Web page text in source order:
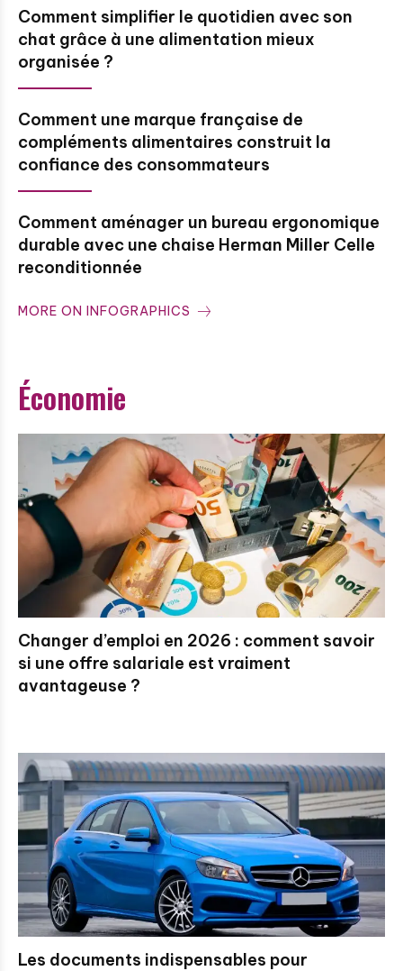
Comment simplifier le quotidien avec son
chat grâce à une alimentation mieux
organisée ?
Comment une marque française de
compléments alimentaires construit la
confiance des consommateurs
Comment aménager un bureau ergonomique
durable avec une chaise Herman Miller Celle
reconditionnée
MORE ON INFOGRAPHICS
Économie
Changer d’emploi en 2026 : comment savoir
si une offre salariale est vraiment
avantageuse ?
Les documents indispensables pour